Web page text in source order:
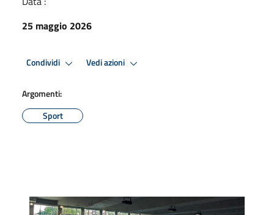
25 maggio 2026
Condividi Vedi azioni
Argomenti:
Sport